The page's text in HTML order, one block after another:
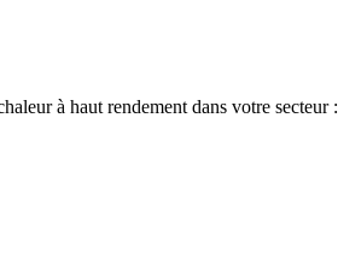
à haut rendement dans votre secteur :